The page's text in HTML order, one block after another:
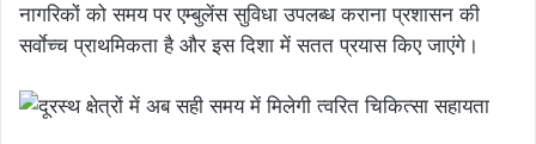
नागरिकों को समय पर एम्बुलेंस सुविधा उपलब्ध कराना प्रशासन की
सर्वाेच्च प्राथमिकता है और इस दिशा में सतत प्रयास किए जाएंगे।